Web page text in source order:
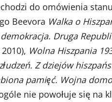
do omówienia
Beevora Walka o
Druga
Wolna Hiszpania
Z dziejów
pamięć. Wojna
nie powołuje się na